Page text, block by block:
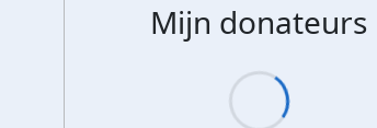
Mijn donateurs